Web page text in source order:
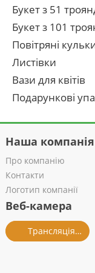
Букет з 51
Букет з 101
Повітряні
Листівки
Вази для квітів
Подарункові
Наша компанія
Про компанію
Контакти
Логотип компанії
Веб-камера
Трансляція із салону